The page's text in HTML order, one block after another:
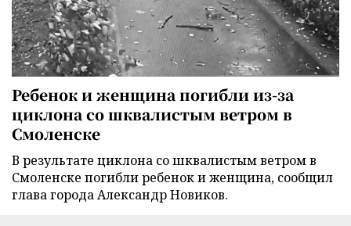
Ребенок и женщина погибли из-за
циклона со шквалистым ветром в
Смоленске
В результате циклона со шквалистым ветром в
Смоленске погибли ребенок и женщина, сообщил
глава города Александр Новиков.